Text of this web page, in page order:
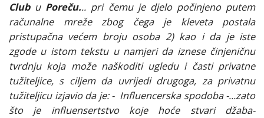
Clubu Poreču... pri čemu je djelo počinjeno putem
računalne mreže zbog čega je kleveta postala
pristupačna većem broju osoba 2) kao i da je iste
zgode u istom tekstu u namjeri da iznese činjeničnu
tvrdnju koja može naškoditi ugledu i časti privatne
tužiteljice, s ciljem da uvrijedi drugoga, za privatnu
tužiteljicu izjavio da je: - Influencerska spodoba -...zato
što je influensertstvo koje hoće stvari džaba-